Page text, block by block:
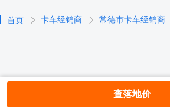
首页 卡车经销商 常德市卡车经销商
查落地价